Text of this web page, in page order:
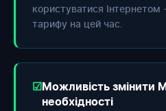
користуватися
тарифу на цей час.
Можливість змінити
необхідності